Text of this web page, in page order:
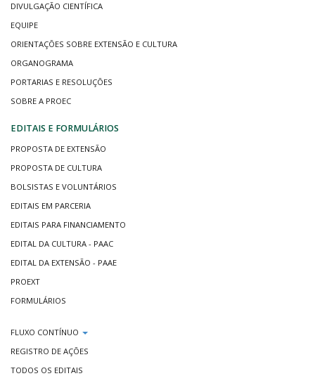
DIVULGAÇÃO CIENTÍFICA
EQUIPE
ORIENTAÇÕES SOBRE EXTENSÃO E CULTURA
ORGANOGRAMA
PORTARIAS E RESOLUÇÕES
SOBRE A PROEC
EDITAIS E FORMULÁRIOS
PROPOSTA DE EXTENSÃO
PROPOSTA DE CULTURA
BOLSISTAS E VOLUNTÁRIOS
EDITAIS EM PARCERIA
EDITAIS PARA FINANCIAMENTO
EDITAL DA CULTURA - PAAC
EDITAL DA EXTENSÃO - PAAE
PROEXT
FORMULÁRIOS
FLUXO CONTÍNUO
REGISTRO DE AÇÕES
TODOS OS EDITAIS